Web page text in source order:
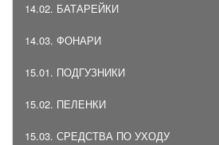
14.02. БАТАРЕЙКИ
14.03. ФОНАРИ
15.01. ПОДГУЗНИКИ
15.02. ПЕЛЕНКИ
15.03. СРЕДСТВА ПО УХОДУ